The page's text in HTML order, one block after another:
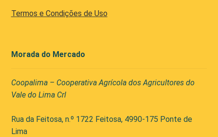
Termos e Condições de Uso
Morada do Mercado
Coopalima – Cooperativa Agrícola dos Agricultores do
Vale do Lima Crl
Rua da Feitosa, n.º 1722 Feitosa, 4990-175 Ponte de
Lima